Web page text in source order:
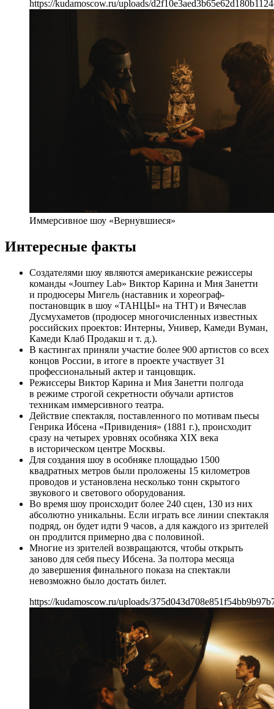
https://kudamoscow.ru/uploads/
Иммерсивное шоу «Вернувшиеся»
Интересные факты
Создателями шоу являются американские режиссеры
команды «Journey Lab» Виктор Карина и Мия Занетти
и продюсеры Мигель (наставник и хореограф-
постановщик в шоу «ТАНЦЫ» на ТНТ) и Вячеслав
Дусмухаметов (продюсер многочисленных известных
российских проектов: Интерны, Универ, Камеди Вуман,
Камеди Клаб Продакш и т. д.).
В кастингах приняли участие более 900 артистов со всех
концов России, в итоге в проекте участвует 31
профессиональный актер и танцовщик.
Режиссеры Виктор Карина и Мия Занетти полгода
в режиме строгой секретности обучали артистов
техникам иммерсивного театра.
Действие спектакля, поставленного по мотивам пьесы
Генрика Ибсена «Привидения» (1881 г.), происходит
сразу на четырех уровнях особняка XIX века
в историческом центре Москвы.
Для создания шоу в особняке площадью 1500
квадратных метров были проложены 15 километров
проводов и установлена несколько тонн скрытого
звукового и светового оборудования.
Во время шоу происходит более 240 сцен, 130 из них
абсолютно уникальны. Если играть все линии спектакля
подряд, он будет идти 9 часов, а для каждого из зрителей
он продлится примерно два с половиной.
Многие из зрителей возвращаются, чтобы открыть
заново для себя пьесу Ибсена. За полтора месяца
до завершения финального показа на спектакли
невозможно было достать билет.
https://kudamoscow.ru/uploads/